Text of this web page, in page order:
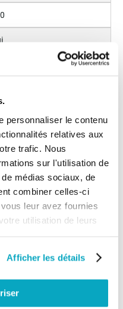
personnaliser le contenu
relatives aux
trafic. Nous
sur l'utilisation de
médias sociaux, de
combiner celles-ci
leur avez fournies
utilisation de leurs
Afficher les détails